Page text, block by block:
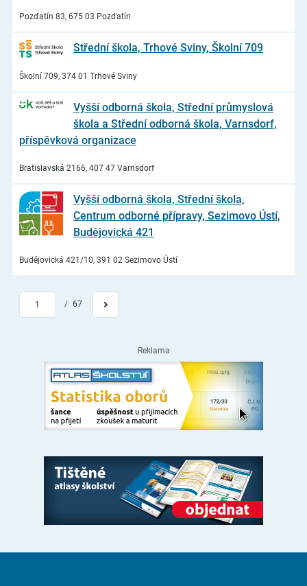
Pozďatín 83, 675 03 Pozďatín
Střední škola, Trhové Sviny, Školní 709
Školní 709, 374 01 Trhové Sviny
Vyšší odborná škola, Střední průmyslová
škola a Střední odborná škola, Varnsdorf,
příspěvková organizace
Bratislavská 2166, 407 47 Varnsdorf
Vyšší odborná škola, Střední škola,
Centrum odborné přípravy, Sezimovo Ústí,
Budějovická 421
Budějovická 421/10, 391 02 Sezimovo Ústí
1 / 67
Reklama